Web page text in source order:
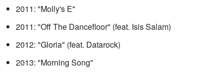
2011: "Molly's E"
2011: "Off The Dancefloor" (feat. Isis Salam)
2012: "Gloria" (feat. Datarock)
2013: "Morning Song"